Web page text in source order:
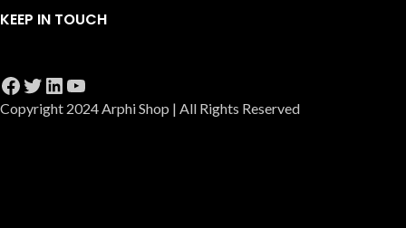
KEEP IN TOUCH
Copyright 2024 Arphi Shop | All Rights Reserved